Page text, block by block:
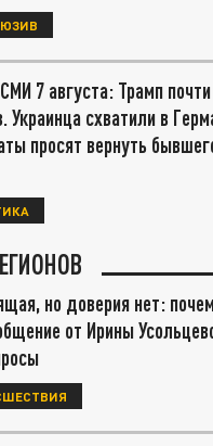
7 августа: Трамп
Украинца схватили в
просят вернуть
но доверия нет:
от Ирины